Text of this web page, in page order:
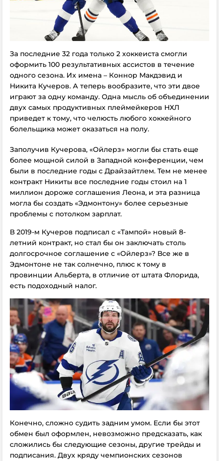
За последние 32 года только 2 хоккеиста смогли
оформить 100 результативных ассистов в течение
одного сезона. Их имена – Коннор Макдэвид и
Никита Кучеров. А теперь вообразите, что эти двое
играют за одну команду. Одна мысль об объединении
двух самых продуктивных плеймейкеров НХЛ
приведет к тому, что челюсть любого хоккейного
болельщика может оказаться на полу.
Заполучив Кучерова, «Ойлерз» могли бы стать еще
более мощной силой в Западной конференции, чем
были в последние годы с Драйзайтлем. Тем не менее
контракт Никиты все последние годы стоил на 1
миллион дороже соглашения Леона, и эта разница
могла бы создать «Эдмонтону» более серьезные
проблемы с потолком зарплат.
В 2019-м Кучеров подписал с «Тампой» новый 8-
летний контракт, но стал бы он заключать столь
долгосрочное соглашение с «Ойлерз»? Все же в
Эдмонтоне не так солнечно, плюс к тому в
провинции Альберта, в отличие от штата Флорида,
есть подоходный налог.
Конечно, сложно судить задним умом. Если бы этот
обмен был оформлен, невозможно предсказать, как
сложились бы следующие сезоны, другие трейды и
подписания. Двух кряду чемпионских сезонов